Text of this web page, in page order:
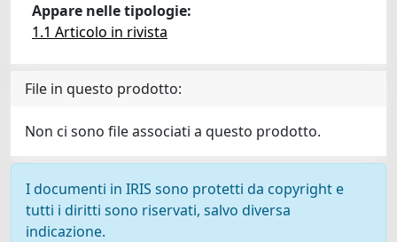
Appare nelle tipologie:
1.1 Articolo in rivista
File in questo prodotto:
Non ci sono file associati a questo prodotto.
I documenti in IRIS sono protetti da copyright e
tutti i diritti sono riservati, salvo diversa
indicazione.